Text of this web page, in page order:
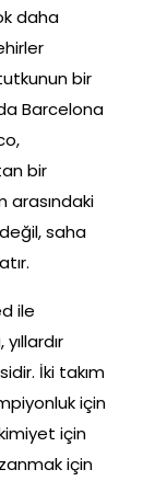
daha
bir
Barcelona
bir
arasındaki
saha
ile
İki takım
için
için
için